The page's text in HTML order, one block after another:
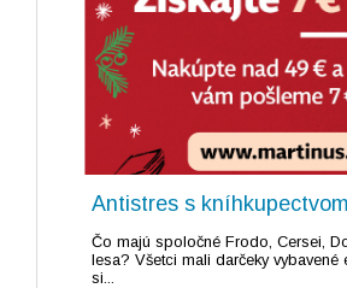
Antistres s
Čo majú spoločné Frodo, Cersei,
lesa? Všetci mali darčeky
si...